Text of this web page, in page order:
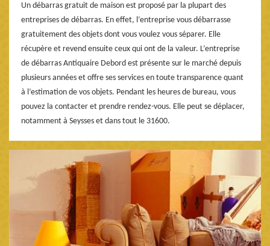
Un débarras gratuit de maison est proposé par la plupart des
entreprises de débarras. En effet, l’entreprise vous débarrasse
gratuitement des objets dont vous voulez vous séparer. Elle
récupère et revend ensuite ceux qui ont de la valeur. L’entreprise
de débarras Antiquaire Debord est présente sur le marché depuis
plusieurs années et offre ses services en toute transparence quant
à l’estimation de vos objets. Pendant les heures de bureau, vous
pouvez la contacter et prendre rendez-vous. Elle peut se déplacer,
notamment à Seysses et dans tout le 31600.